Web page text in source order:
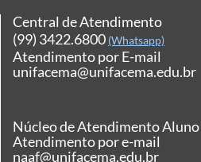
Central de Atendimento
(99) 3422.6800 (Whatsapp)
Atendimento por E-mail
unifacema@unifacema.edu.br
Núcleo de Atendimento
Atendimento por e-mail
naaf@unifacema.edu.br